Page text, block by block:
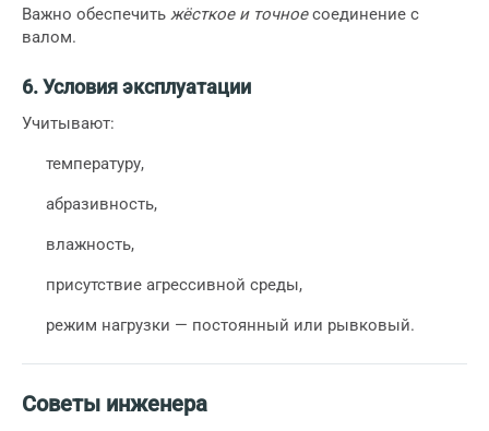
Важно обеспечить жёсткое и точноесоединение с
валом.
6. Условия эксплуатации
Учитывают:
температуру,
абразивность,
влажность,
присутствие агрессивной среды,
режим нагрузки — постоянный или рывковый.
Советы инженера